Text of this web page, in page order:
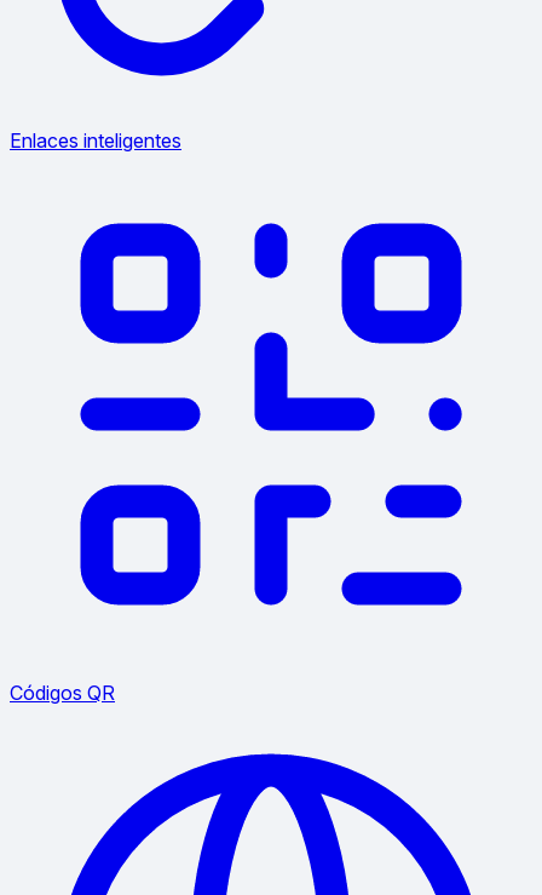
Enlaces inteligentes
Códigos QR